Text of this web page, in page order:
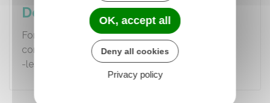
Demande de dérogation
Formalités pour les demande de dérogation
concernant :
-les enfants non domiciliés à Vauhallan…
OK, accept all
Deny all cookies
Privacy policy